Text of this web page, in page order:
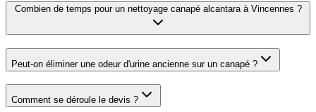
Combien de temps pour un nettoyage canapé alcantara à Vincennes ?
Peut-on éliminer une odeur d'urine ancienne sur un canapé ?
Comment se déroule le devis ?